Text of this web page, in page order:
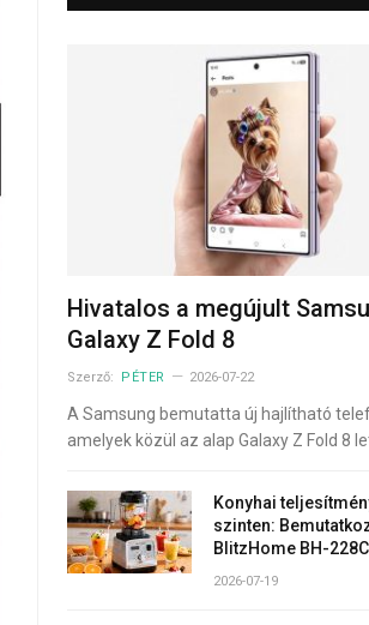
Hivatalos a megújult
Galaxy Z Fold 8
Szerző: PÉTER 2026-07-22
A Samsung bemutatta új hajlítható
amelyek közül az alap Galaxy Z Fold 8
Konyhai
szinten:
BlitzHome BH-
2026-07-19